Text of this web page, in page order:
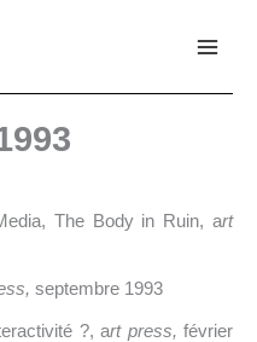
The Body in Ruin, art
septembre 1993
?, art press,février